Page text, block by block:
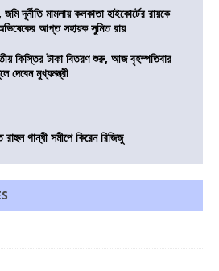
দূর্নীতি মামলায় কলকাতা হাইকোর্টের রায়কে
আপ্ত সহায়ক সুমিত রায়
কিস্তির টাকা বিতরণ শুরু, আজ বৃহস্পতিবার
দেবেন মুখ্যমন্ত্রী
গান্ধী সমীপে কিরেন রিজিজু